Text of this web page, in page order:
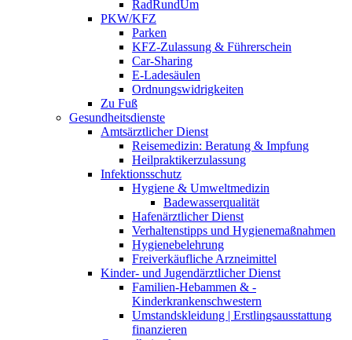
RadRundUm
PKW/KFZ
Parken
KFZ-Zulassung & Führerschein
Car-Sharing
E-Ladesäulen
Ordnungswidrigkeiten
Zu Fuß
Gesundheitsdienste
Amtsärztlicher Dienst
Reisemedizin: Beratung & Impfung
Heilpraktikerzulassung
Infektionsschutz
Hygiene & Umweltmedizin
Badewasserqualität
Hafenärztlicher Dienst
Verhaltenstipps und Hygienemaßnahmen
Hygienebelehrung
Freiverkäufliche Arzneimittel
Kinder- und Jugendärztlicher Dienst
Familien-Hebammen & -
Kinderkrankenschwestern
Umstandskleidung | Erstlingsausstattung
finanzieren